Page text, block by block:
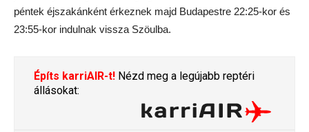
péntek éjszakánként érkeznek majd Budapestre 22:25-kor és
23:55-kor indulnak vissza Szöulba.
Építs karriAIR-t! Nézd meg a legújabb reptéri
állásokat: